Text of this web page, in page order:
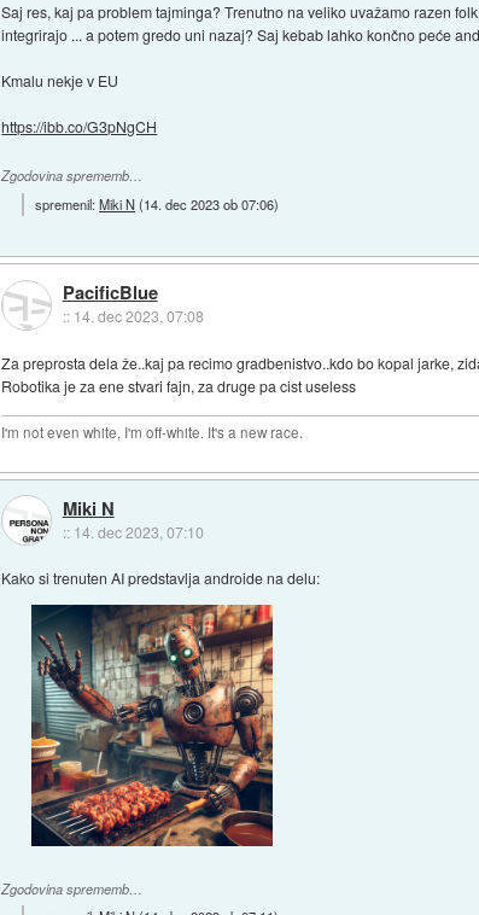
Saj res, kaj pa problem tajminga? Trenutno na veliko uvažamo razen
integrirajo ... a potem gredo uni nazaj? Saj kebab lahko končno peće
Kmalu nekje v EU
https://ibb.co/G3pNgCH
Zgodovina sprememb…
spremenil:Miki N(14. dec 2023 ob 07:06)
PacificBlue
:: 14. dec 2023, 07:08
Za preprosta dela že..kaj pa recimo gradbenistvo..kdo bo kopal jarke,
Robotika je za ene stvari fajn, za druge pa cist useless
I'm not even white, I'm off-white. It's a new race.
Miki N
:: 14. dec 2023, 07:10
Kako si trenuten AI predstavlja androide na delu:
Zgodovina sprememb…